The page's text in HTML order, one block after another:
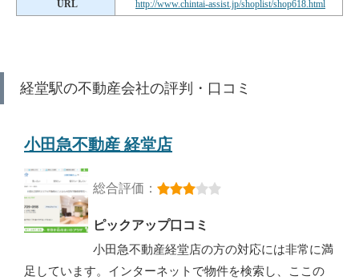
URL http://www.chintai-assist.jp/shoplist/shop618.html
経堂駅の不動産会社の評判・口コミ
小田急不動産 経堂店
総合評価：
ピックアップ口コミ
小田急不動産経堂店の方の対応には非常に満
足しています。インターネットで物件を検索し、ここの